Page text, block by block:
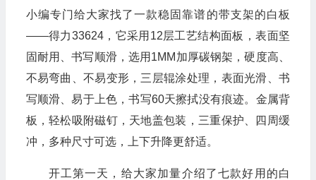
小编专门给大家找了一款稳固靠谱的带支架的白板
——得力33624，它采用12层工艺结构面板，表面坚
固耐用、书写顺滑，选用1MM加厚碳钢架，硬度高、
不易弯曲、不易变形，三层辊涂处理，表面光滑、书
写顺滑、易于上色，书写60天擦拭没有痕迹。金属背
板，轻松吸附磁钉，天地盖包装，三重保护、四周缓
冲，多种尺寸可选，上下升降更舒适。
开工第一天，给大家加量介绍了七款好用的白